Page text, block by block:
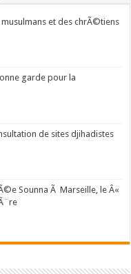
et des chrÃ©tiens
garde pour la
de sites djihadistes
Sounna Ã Marseille, le Â«